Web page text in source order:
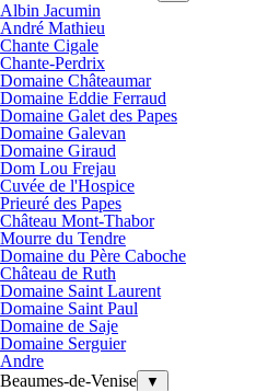
Albin Jacumin
André Mathieu
Chante Cigale
Chante-Perdrix
Domaine Châteaumar
Domaine Eddie Ferraud
Domaine Galet des Papes
Domaine Galevan
Domaine Giraud
Dom Lou Frejau
Cuvée de l'Hospice
Prieuré des Papes
Château Mont-Thabor
Mourre du Tendre
Domaine du Père Caboche
Château de Ruth
Domaine Saint Laurent
Domaine Saint Paul
Domaine de Saje
Domaine Serguier
Andre
Beaumes-de-Venise
▼